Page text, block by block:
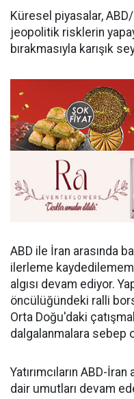
Küresel piyasalar,
jeopolitik risklerin
bırakmasıyla karışık
ABD ile İran arasında
ilerleme
algısı devam ediyor.
öncülüğündeki ralli
Orta Doğu'daki
dalgalanmalara sebep
Yatırımcıların ABD-
dair umutları devam